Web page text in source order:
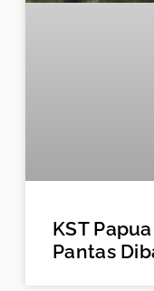
KST
Pantas